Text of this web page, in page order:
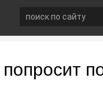
попросит